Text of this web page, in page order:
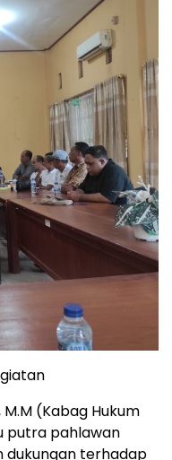
M.M (Kabag Hukum
putra pahlawan
dukungan terhadap